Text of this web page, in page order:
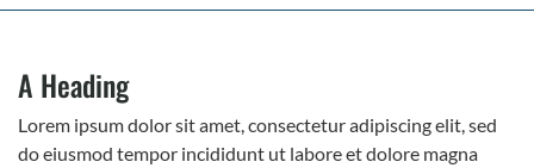
A Heading
Lorem ipsum dolor sit amet, consectetur adipiscing elit, sed
do eiusmod tempor incididunt ut labore et dolore magna